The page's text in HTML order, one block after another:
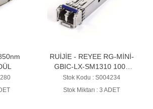
RUİJİE - REYEE RG-MİNİ-
GBIC-LX-SM1310 1000
BASE
TRANSCEİVER(1310nm,
Stok Kodu : S004234
Stok Miktarı : 3 ADET